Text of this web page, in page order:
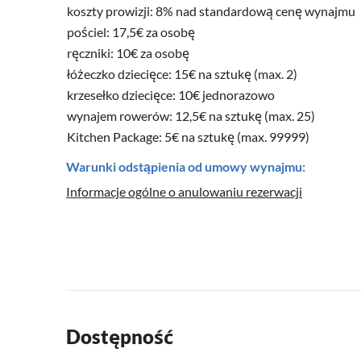
koszty prowizji: 8% nad standardową cenę wynajmu
pościel: 17,5€ za osobę
ręczniki: 10€ za osobę
łóżeczko dziecięce: 15€ na sztukę (max. 2)
krzesełko dziecięce: 10€ jednorazowo
wynajem rowerów: 12,5€ na sztukę (max. 25)
Kitchen Package: 5€ na sztukę (max. 99999)
Warunki odstąpienia od umowy wynajmu:
Informacje ogólne o anulowaniu rezerwacji
Dostępność